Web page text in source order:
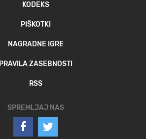
KODEKS
PIŠKOTKI
NAGRADNE IGRE
PRAVILA ZASEBNOSTI
RSS
SPREMLJAJ NAS